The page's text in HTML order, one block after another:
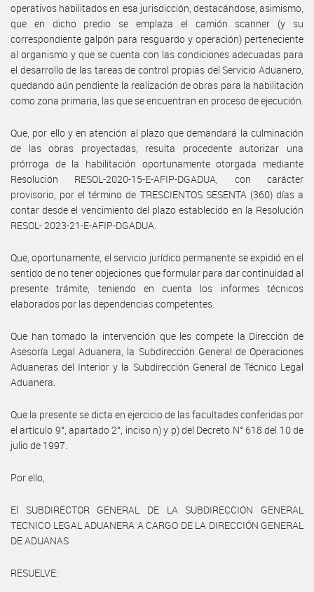
operativos habilitados en esa jurisdicción, destacándose, asimismo,
que en dicho predio se emplaza el camión scanner (y su
correspondiente galpón para resguardo y operación) perteneciente
al organismo y que se cuenta con las condiciones adecuadas para
el desarrollo de las tareas de control propias del Servicio Aduanero,
quedando aún pendiente la realización de obras para la habilitación
como zona primaria, las que se encuentran en proceso de ejecución.
Que, por ello y en atención al plazo que demandará la culminación
de las obras proyectadas, resulta procedente autorizar una
prórroga de la habilitación oportunamente otorgada mediante
Resolución RESOL-2020-15-E-AFIP-DGADUA, con carácter
provisorio, por el término de TRESCIENTOS SESENTA (360) días a
contar desde el vencimiento del plazo establecido en la Resolución
RESOL- 2023-21-E-AFIP-DGADUA.
Que, oportunamente, el servicio jurídico permanente se expidió en el
sentido de no tener objeciones que formular para dar continuidad al
presente trámite, teniendo en cuenta los informes técnicos
elaborados por las dependencias competentes.
Que han tomado la intervención que les compete la Dirección de
Asesoría Legal Aduanera, la Subdirección General de Operaciones
Aduaneras del Interior y la Subdirección General de Técnico Legal
Aduanera.
Que la presente se dicta en ejercicio de las facultades conferidas por
el artículo 9°, apartado 2°, inciso n) y p) del Decreto N° 618 del 10 de
julio de 1997.
Por ello,
El SUBDIRECTOR GENERAL DE LA SUBDIRECCION GENERAL
TECNICO LEGAL ADUANERA A CARGO DE LA DIRECCIÓN GENERAL
DE ADUANAS
RESUELVE: